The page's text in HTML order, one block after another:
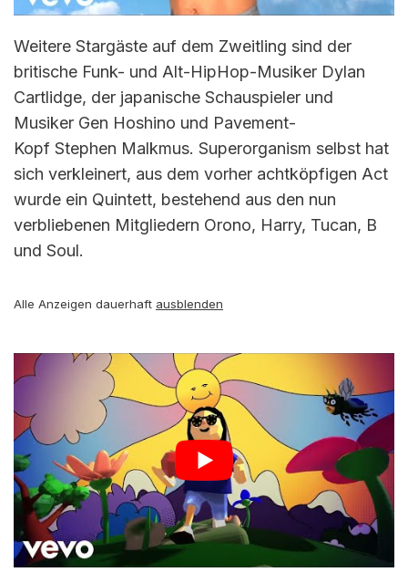
Weitere Stargäste auf dem Zweitling sind der
britische Funk- und Alt-HipHop-Musiker Dylan
Cartlidge, der japanische Schauspieler und
Musiker Gen Hoshino und Pavement-
Kopf Stephen Malkmus. Superorganism selbst hat
sich verkleinert, aus dem vorher achtköpfigen Act
wurde ein Quintett, bestehend aus den nun
verbliebenen Mitgliedern Orono, Harry, Tucan, B
und Soul.
Alle Anzeigen dauerhaft ausblenden